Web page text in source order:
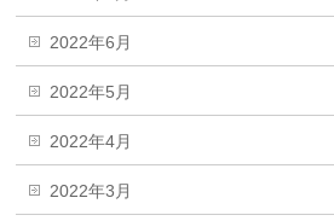
2022年6月
2022年5月
2022年4月
2022年3月